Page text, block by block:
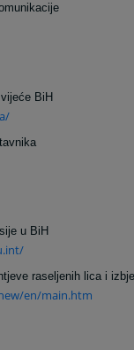
BiH
u BiH
raseljenih lica i
en/main.htm